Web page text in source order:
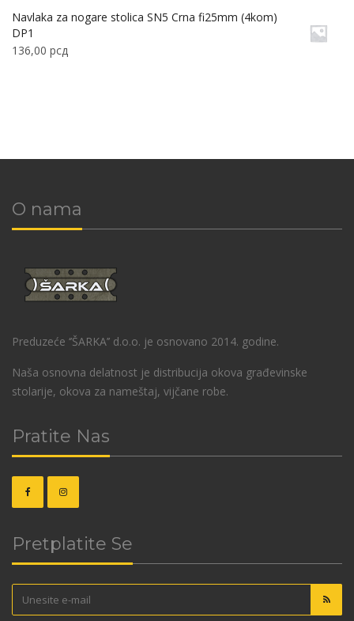
Navlaka za nogare stolica SN5 Crna fi25mm (4kom)
DP1
136,00 рсд
O nama
Preduzeće ‘’ŠARKA’’ d.o.o. je osnovano 2014. godine.
Naša osnovna delatnost je distribucija okova građevinske
stolarije, okova za nameštaj, vijčane robe.
Pratite Nas
Pretplatite Se